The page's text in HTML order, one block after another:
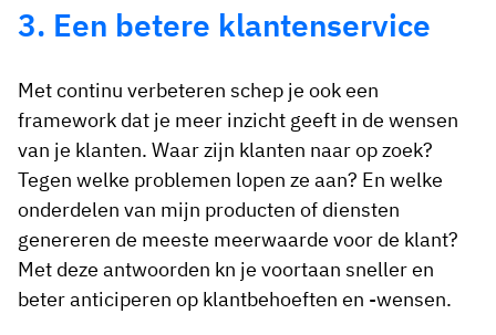
3. Een betere klantenservice
Met continu verbeteren schep je ook een
framework dat je meer inzicht geeft in de wensen
van je klanten. Waar zijn klanten naar op zoek?
Tegen welke problemen lopen ze aan? En welke
onderdelen van mijn producten of diensten
genereren de meeste meerwaarde voor de klant?
Met deze antwoorden kn je voortaan sneller en
beter anticiperen op klantbehoeften en -wensen.